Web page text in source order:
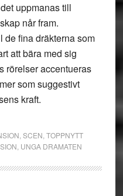
uppmanas till
når fram.
de fina dräkterna som
att bära med sig
rörelser accentueras
som suggestivt
kraft.
SCEN TOPPNYTT
UNGA DRAMATEN